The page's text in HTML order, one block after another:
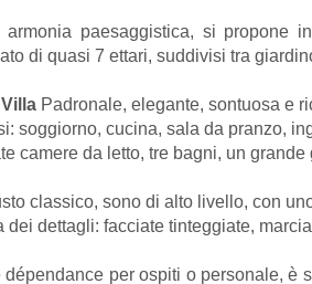
armonia paesaggistica, si propone
di quasi 7 ettari, suddivisi tra
Villa Padronale, elegante, sontuosa e
soggiorno, cucina, sala da pranzo,
camere da letto, tre bagni, un
classico, sono di alto livello, con
dei dettagli: facciate tinteggiate,
per ospiti o personale,